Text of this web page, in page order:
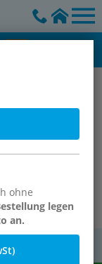
ohne
legen
an.
NW 7,2 /
mit